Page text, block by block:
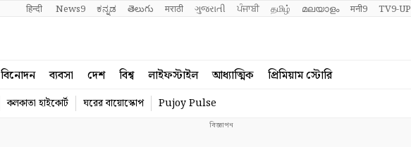
हिन्दी News9 ಕನ್ನಡ తెలుగు मराठी ગુજરાતી ਪੰਜਾਬੀ தமிழ் മലയാളം मनी9 TV9-UP
বিনোদন ব্যবসা দেশ বিশ্ব লাইফস্টাইল আধ্যাত্মিক প্রিমিয়াম স্টোরি
কলকাতা হাইকোর্ট ঘরের বায়োস্কোপ Pujoy Pulse